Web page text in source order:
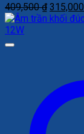
409,500₫ Giá
gốc
315,000